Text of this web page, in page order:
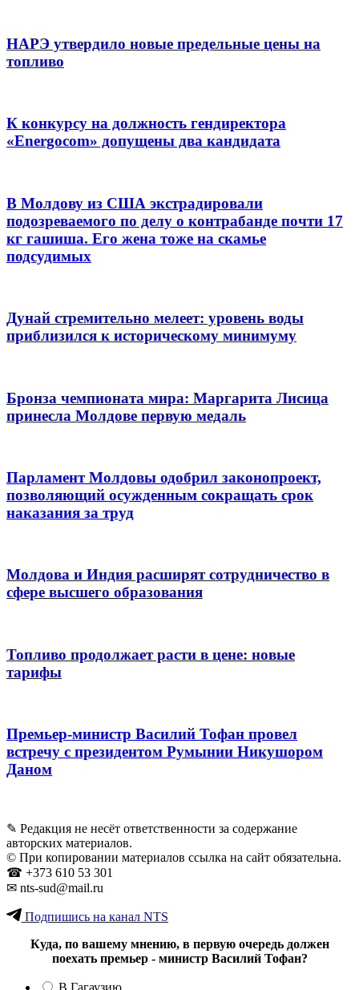
НАРЭ утвердило новые предельные цены на
топливо
К конкурсу на должность гендиректора
«Energocom» допущены два кандидата
В Молдову из США экстрадировали
подозреваемого по делу о контрабанде почти 17
кг гашиша. Его жена тоже на скамье
подсудимых
Дунай стремительно мелеет: уровень воды
приблизился к историческому минимуму
Бронза чемпионата мира: Маргарита Лисица
принесла Молдове первую медаль
Парламент Молдовы одобрил законопроект,
позволяющий осужденным сокращать срок
наказания за труд
Молдова и Индия расширят сотрудничество в
сфере высшего образования
Топливо продолжает расти в цене: новые
тарифы
Премьер-министр Василий Тофан провел
встречу с президентом Румынии Никушором
Даном
✎ Редакция не несёт ответственности за содержание
авторских материалов.
© При копировании материалов ссылка на сайт обязательна.
☎︎ +373 610 53 301
✉ nts-sud@mail.ru
Подпишись на канал NTS
Куда, по вашему мнению, в первую очередь должен
поехать премьер - министр Василий Тофан?
В Гагаузию